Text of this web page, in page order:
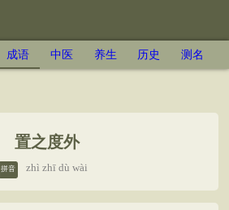
成语 中医 养生 历史 测名
置之度外
拼音 zhì zhī dù wài